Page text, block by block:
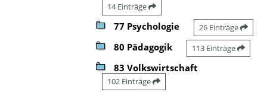
14 Einträge
77 Psychologie 26 Einträge
80 Pädagogik 113 Einträge
83 Volkswirtschaft
102 Einträge